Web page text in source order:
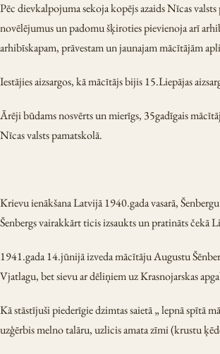
Pēc dievkalpojuma sekoja kopējs azaids Nīcas
novēlējumus un padomu šķiroties pievienoja arī
arhibīskapam, prāvestam un jaunajam mācītājām
Iestājies aizsargos, kā mācītājs bijis 15.Liepājas
Ārēji būdams nosvērts un mierīgs, 35gadīgais
Nīcas valsts pamatskolā.
Krievu ienākšana Latvijā 1940.gada vasarā,
Šenbergs vairakkārt ticis izsaukts un pratināts čekā
1941.gada 14.jūnijā izveda mācītāju Augustu
Vjatlagu, bet sievu ar dēliņiem uz Krasnojarskas
Kā stāstījuši piederīgie dzimtas saietā „ lepnā spītā
uzģērbis melno talāru, uzlicis amata zīmi (krustu